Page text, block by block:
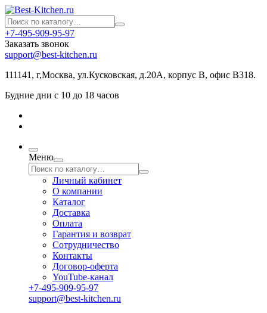
+7-495-909-95-97
Заказать звонок
support@best-kitchen.ru
111141, г,Москва, ул.Кусковская, д.20А, корпус В, офис В318.
Будние дни с 10 до 18 часов
Меню
Личный кабинет
О компании
Каталог
Доставка
Оплата
Гарантия и возврат
Сотрудничество
Контакты
Договор-оферта
YouTube-канал
+7-495-909-95-97
support@best-kitchen.ru